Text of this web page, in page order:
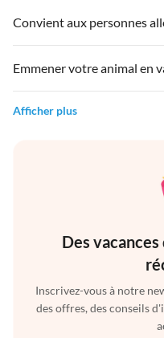
Convient aux personnes
Emmener votre animal en
Afficher plus
Des
Inscrivez-vous à notre
des offres, des conseils